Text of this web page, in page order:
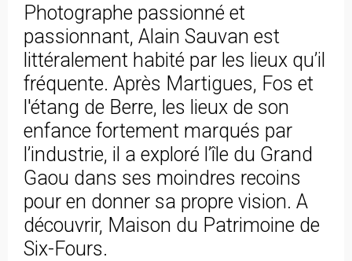
Photographe passionné et
passionnant, Alain Sauvan est
littéralement habité par les lieux qu’il
fréquente. Après Martigues, Fos et
l'étang de Berre, les lieux de son
enfance fortement marqués par
l’industrie, il a exploré l’île du Grand
Gaou dans ses moindres recoins
pour en donner sa propre vision. A
découvrir, Maison du Patrimoine de
Six-Fours.